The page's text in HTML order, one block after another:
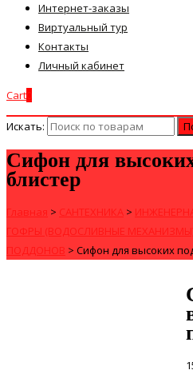
Интернет-заказы
Виртуальный тур
Контакты
Личный кабинет
Cart
Искать:
Сифон для
блистер
Главная > САНТЕХНИКА >
ГОФРЫ (ВОДОСЛИВНЫЕ
ПОДДОНОВ > Сифон для высоких